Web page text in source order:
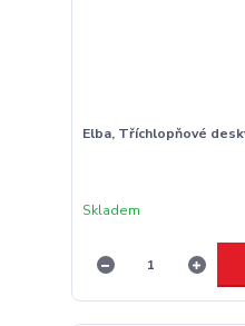
Elba, Tříchlopňové
Skladem